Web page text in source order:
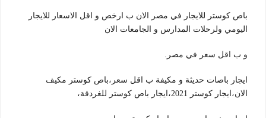
باص كوستر للايجار في مصر الان ب ارخص و اقل الاسعار للايجار
اليومي ولرحلات المدارس و الجامعات الان
و ب اقل سعر في مصر.
ايجار باصات حديثة و مكيفة ب اقل سعر،باص كوستر مكيف
الان،ايجار كوستر 2021،ايجار باص كوستر للغردقة،